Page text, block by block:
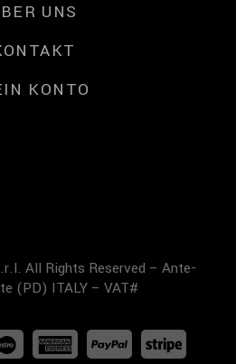
UNS
KONTO
All Rights Reserved – Ante-
(PD) ITALY – VAT#